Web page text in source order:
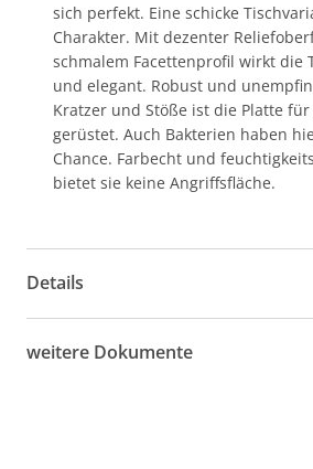
sich perfekt. Eine schicke
Charakter. Mit dezenter
schmalem Facettenprofil wirkt die
und elegant. Robust und
Kratzer und Stöße ist die Platte
gerüstet. Auch Bakterien haben
Chance. Farbecht und
bietet sie keine Angriffsfläche.
Details
weitere Dokumente